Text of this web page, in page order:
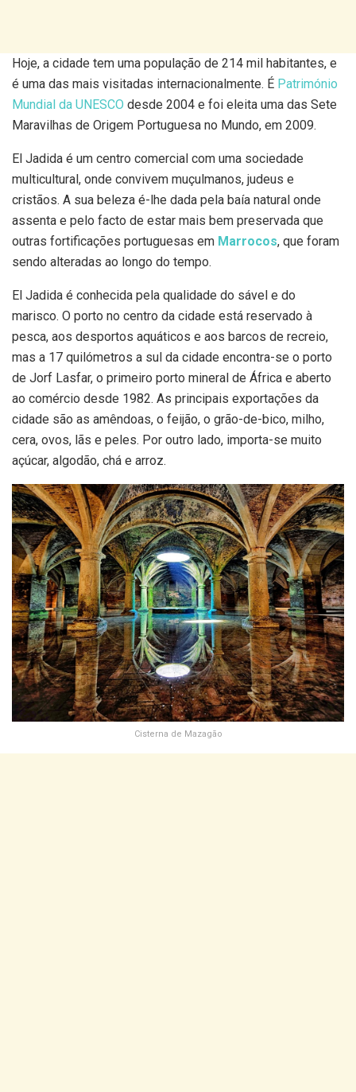
Hoje, a cidade tem uma população de 214 mil habitantes, e
é uma das mais visitadas internacionalmente. É Património
Mundial da UNESCO desde 2004 e foi eleita uma das Sete
Maravilhas de Origem Portuguesa no Mundo, em 2009.
El Jadida é um centro comercial com uma sociedade
multicultural, onde convivem muçulmanos, judeus e
cristãos. A sua beleza é-lhe dada pela baía natural onde
assenta e pelo facto de estar mais bem preservada que
outras fortificações portuguesas em Marrocos, que foram
sendo alteradas ao longo do tempo.
El Jadida é conhecida pela qualidade do sável e do
marisco. O porto no centro da cidade está reservado à
pesca, aos desportos aquáticos e aos barcos de recreio,
mas a 17 quilómetros a sul da cidade encontra-se o porto
de Jorf Lasfar, o primeiro porto mineral de África e aberto
ao comércio desde 1982. As principais exportações da
cidade são as amêndoas, o feijão, o grão-de-bico, milho,
cera, ovos, lãs e peles. Por outro lado, importa-se muito
açúcar, algodão, chá e arroz.
Cisterna de Mazagão